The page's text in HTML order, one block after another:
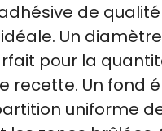
de
Un
pour la
recette. Un fond
uniforme